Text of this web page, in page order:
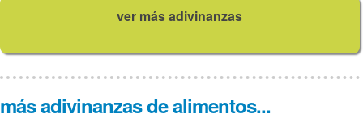
ver más adivinanzas
más adivinanzas de alimentos...